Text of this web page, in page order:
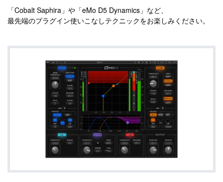
「Cobalt Saphira」や「eMo D5 Dynamics」など、
最先端のプラグイン使いこなしテクニックをお楽しみください。